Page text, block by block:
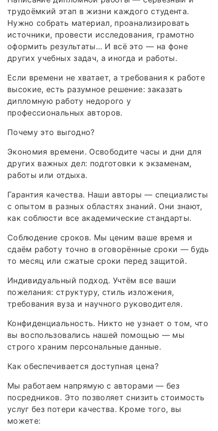
трудоёмкий этап в жизни каждого студента.
Нужно собрать материал, проанализировать
источники, провести исследования, грамотно
оформить результаты… И всё это — на фоне
других учебных задач, а иногда и работы.
Если времени не хватает, а требования к работе
высокие, есть разумное решение: заказать
дипломную работу недорого у
профессиональных авторов.
Почему это выгодно?
Экономия времени. Освободите часы и дни для
других важных дел: подготовки к экзаменам,
работы или отдыха.
Гарантия качества. Наши авторы — специалисты
с опытом в разных областях знаний. Они знают,
как соблюсти все академические стандарты.
Соблюдение сроков. Мы ценим ваше время и
сдаём работу точно в оговорённые сроки — будь
то месяц или сжатые сроки перед защитой.
Индивидуальный подход. Учтём все ваши
пожелания: структуру, стиль изложения,
требования вуза и научного руководителя.
Конфиденциальность. Никто не узнает о том, что
вы воспользовались нашей помощью — мы
строго храним персональные данные.
Как обеспечивается доступная цена?
Мы работаем напрямую с авторами — без
посредников. Это позволяет снизить стоимость
услуг без потери качества. Кроме того, вы
можете: